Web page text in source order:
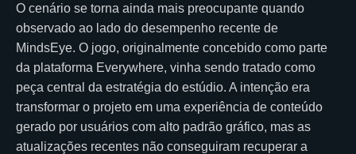
O cenário se torna ainda mais preocupante quando
observado ao lado do desempenho recente de
MindsEye. O jogo, originalmente concebido como parte
da plataforma Everywhere, vinha sendo tratado como
peça central da estratégia do estúdio. A intenção era
transformar o projeto em uma experiência de conteúdo
gerado por usuários com alto padrão gráfico, mas as
atualizações recentes não conseguiram recuperar a